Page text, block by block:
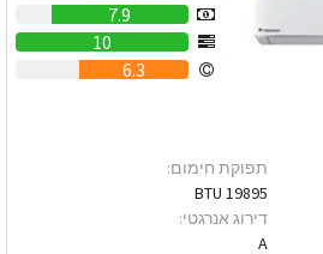
7.9
10
6.3
תפוקת חימום:
19895 BTU
דירוג אנרגטי:
A